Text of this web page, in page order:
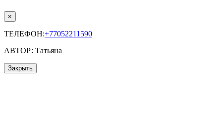
×
ТЕЛЕФОН:+77052211590
АВТОР: Татьяна
Закрыть